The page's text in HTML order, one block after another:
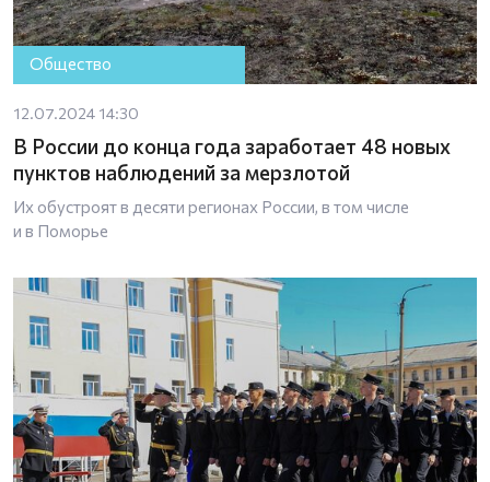
Общество
12.07.2024 14:30
В России до конца года заработает 48 новых
пунктов наблюдений за мерзлотой
Их обустроят в десяти регионах России, в том числе
и в Поморье